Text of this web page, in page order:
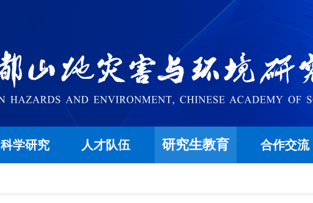
科学研究 人才队伍 研究生教育 合作交流